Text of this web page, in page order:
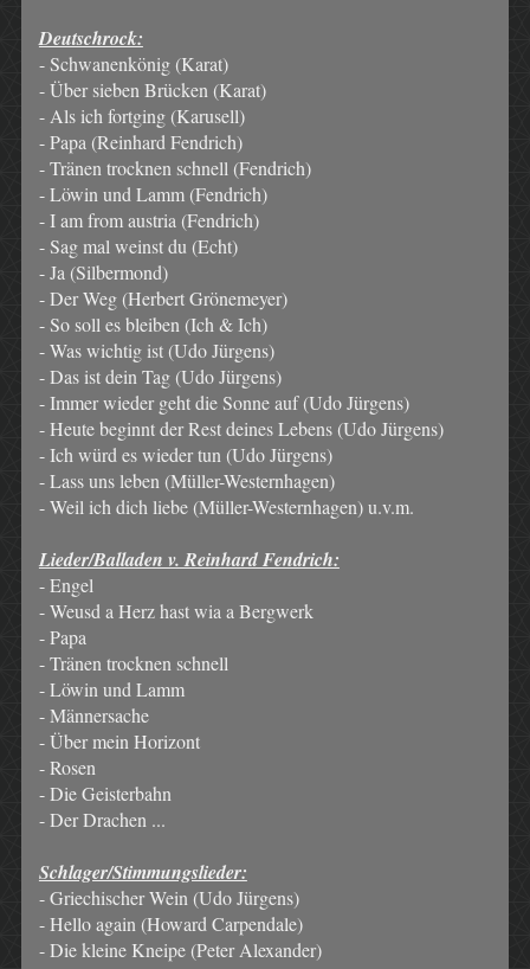
Deutschrock:
- Schwanenkönig (Karat)
- Über sieben Brücken (Karat)
- Als ich fortging (Karusell)
- Papa (Reinhard Fendrich)
- Tränen trocknen schnell (Fendrich)
- Löwin und Lamm (Fendrich)
- I am from austria (Fendrich)
- Sag mal weinst du (Echt)
- Ja (Silbermond)
- Der Weg (Herbert Grönemeyer)
- So soll es bleiben (Ich & Ich)
- Was wichtig ist (Udo Jürgens)
- Das ist dein Tag (Udo Jürgens)
- Immer wieder geht die Sonne auf (Udo Jürgens)
- Heute beginnt der Rest deines Lebens (Udo Jürgens)
- Ich würd es wieder tun (Udo Jürgens)
- Lass uns leben (Müller-Westernhagen)
- Weil ich dich liebe (Müller-Westernhagen) u.v.m.
Lieder/Balladen v. Reinhard Fendrich:
- Engel
- Weusd a Herz hast wia a Bergwerk
- Papa
- Tränen trocknen schnell
- Löwin und Lamm
- Männersache
- Über mein Horizont
- Rosen
- Die Geisterbahn
- Der Drachen ...
Schlager/Stimmungslieder:
- Griechischer Wein (Udo Jürgens)
- Hello again (Howard Carpendale)
- Die kleine Kneipe (Peter Alexander)